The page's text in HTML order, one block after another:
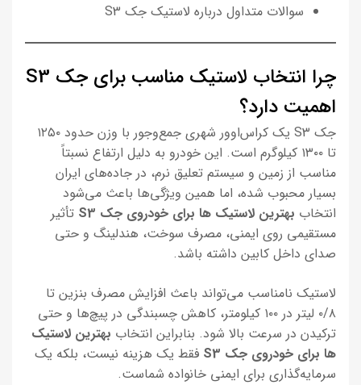
سوالات متداول درباره لاستیک جک S3
چرا انتخاب لاستیک مناسب برای جک S3
اهمیت دارد؟
جک S3 یک کراس‌اوور شهری جمع‌وجور با وزن حدود ۱۲۵۰
تا ۱۳۰۰ کیلوگرم است. این خودرو به دلیل ارتفاع نسبتاً
مناسب از زمین و سیستم تعلیق نرم، در جاده‌های ایران
بسیار محبوب شده، اما همین ویژگی‌ها باعث می‌شود
انتخاب بهترین لاستیک ها برای خودروی جک S3
تأثیر
مستقیمی روی ایمنی، مصرف سوخت، هندلینگ و حتی
صدای داخل کابین داشته باشد.
لاستیک نامناسب می‌تواند باعث افزایش مصرف بنزین تا
۰/۸ لیتر در ۱۰۰ کیلومتر، کاهش چسبندگی در پیچ‌ها و حتی
ترکیدن در سرعت بالا شود. بنابراین انتخاب بهترین لاستیک
ها برای خودروی جک S3
فقط یک هزینه نیست، بلکه یک
سرمایه‌گذاری برای ایمنی خانواده شماست.